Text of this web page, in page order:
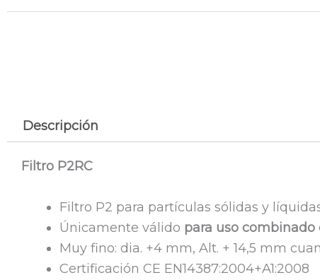
Descripción
Filtro P2RC
Filtro P2 para partículas sólidas y
Únicamente válido para uso
Muy fino: dia. +4 mm, Alt. + 14,5 mm
Certificación CE EN14387:2004+A1:2008